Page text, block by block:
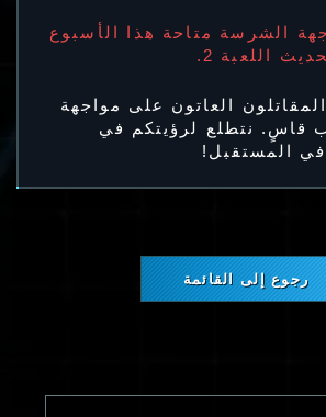
الشرسة متاحة هذا الأسبوع
اللعبة 2.
العاتون على مواجهة
قاسٍ. نتطلع لرؤيتكم في
في المستقبل!
رجوع إلى القائمة